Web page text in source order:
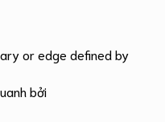
or edge defined by
bởi